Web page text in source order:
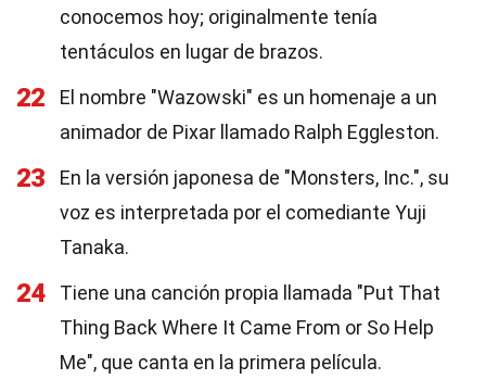
conocemos hoy; originalmente tenía
tentáculos en lugar de brazos.
22
El nombre "Wazowski" es un homenaje a un
animador de Pixar llamado Ralph Eggleston.
23
En la versión japonesa de "Monsters, Inc.", su
voz es interpretada por el comediante Yuji
Tanaka.
24
Tiene una canción propia llamada "Put That
Thing Back Where It Came From or So Help
Me", que canta en la primera película.